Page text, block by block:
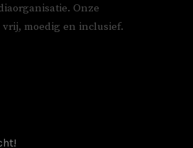
Onze
moedig en inclusief.